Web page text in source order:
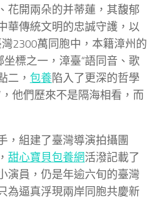
花開兩朵的并蒂蓮，其馥郁
華傳統文明的忠誠守護，以
2300萬同胞中，本籍漳州的
標之一，漳臺“語同音、歌
二， 包養陷入了更深的哲學
他們歷來不是隔海相看，而
，組建了臺灣導演拍攝團
甜心寶貝包養網活潑記載了
演員，仍是年逾六旬的臺灣
為逼真浮現兩岸同胞共慶新